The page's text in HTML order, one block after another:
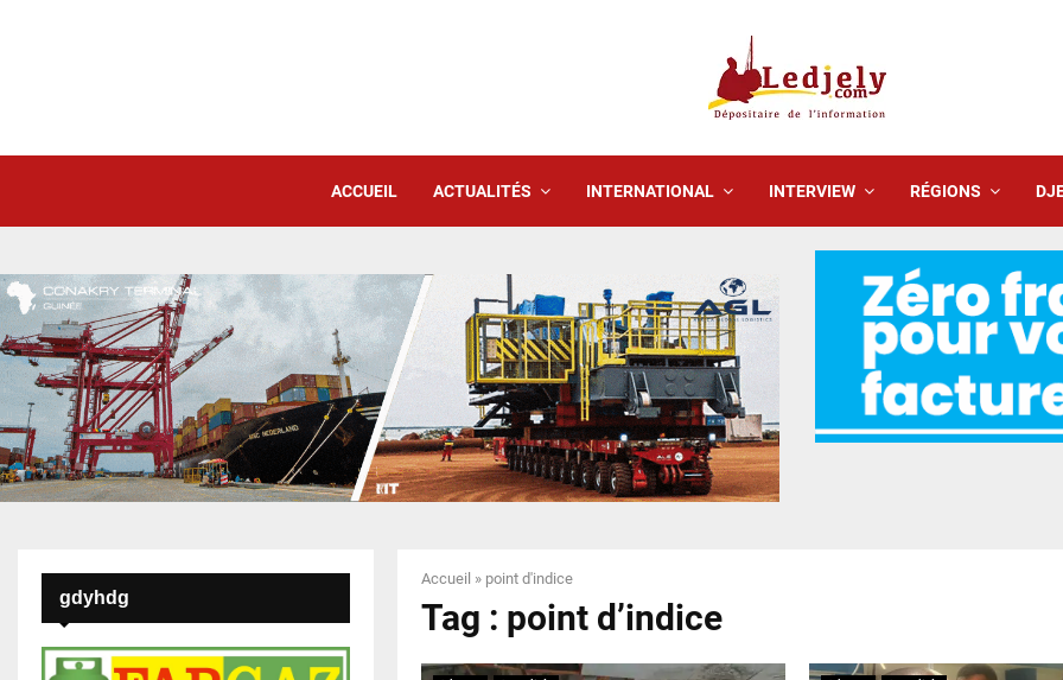
ACCUEIL ACTUALITÉS INTERNATIONAL INTERVIEW RÉGIONS
Accueil » point d'indice
Tag : point d’indice
gdyhdg